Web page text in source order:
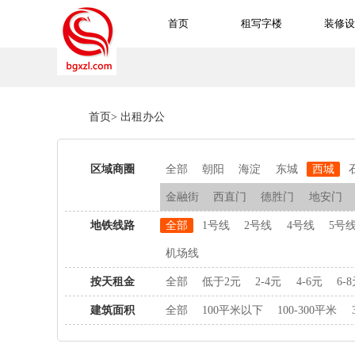
首页 租写字楼 装修
首页> 出租办公
区域商圈 全部 朝阳 海淀 东城 西城
金融街 西直门 德胜门 地安门
地铁线路 全部 1号线 2号线 4号线 5号
机场线
按天租金 全部 低于2元 2-4元 4-6元 6-8
建筑面积 全部 100平米以下 100-300平米